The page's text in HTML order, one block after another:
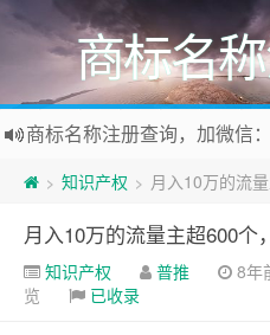
商标名
商标名称注册查询，加微信
商标注册和购买，加微信：
> 知识产权 > 月入10万的流
月入10万的流量主超600个
知识产权 普推 8年
览
已收录